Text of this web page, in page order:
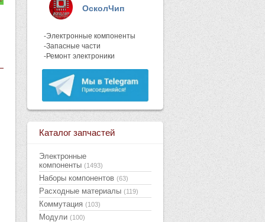
ОсколЧип
-Электронные компоненты
-Запасные части
-Ремонт электроники
Каталог запчастей
Электронные
компоненты (1493)
Наборы компонентов (63)
Расходные материалы (119)
Коммутация (103)
Модули (100)